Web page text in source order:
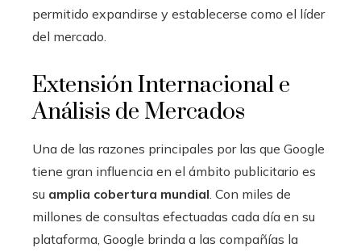
permitido expandirse y establecerse como el líder
del mercado.
Extensión Internacional e
Análisis de Mercados
Una de las razones principales por las que Google
tiene gran influencia en el ámbito publicitario es
su amplia cobertura mundial . Con miles de
millones de consultas efectuadas cada día en su
plataforma, Google brinda a las compañías la